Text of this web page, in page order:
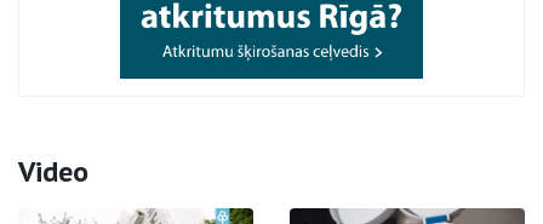
Video